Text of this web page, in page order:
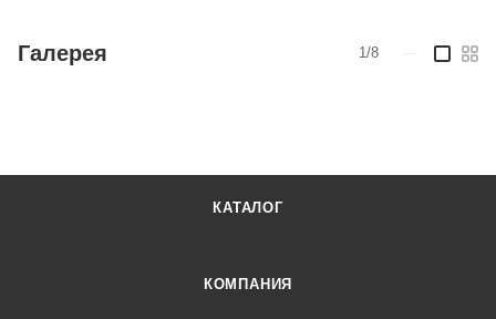
Галерея 1/8
КАТАЛОГ
КОМПАНИЯ